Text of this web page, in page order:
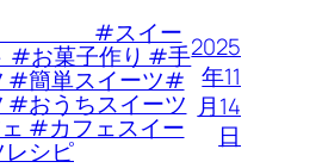
#スイー
#お菓子作り #手
#簡単スイーツ#
#おうちスイーツ
#カフェスイー
シピ
2025
年11
月14
日